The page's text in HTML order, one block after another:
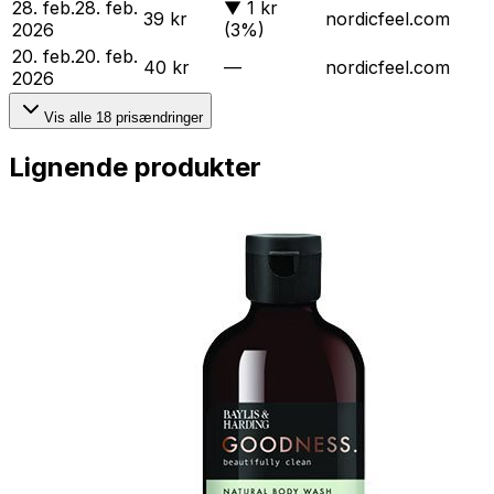
28. feb.28. feb.
2026
39 kr ▼ 1 kr
(3%)
nordicfeel.com
20. feb.20. feb.
2026
40 kr — nordicfeel.com
Vis alle 18 prisændringer
Lignende produkter